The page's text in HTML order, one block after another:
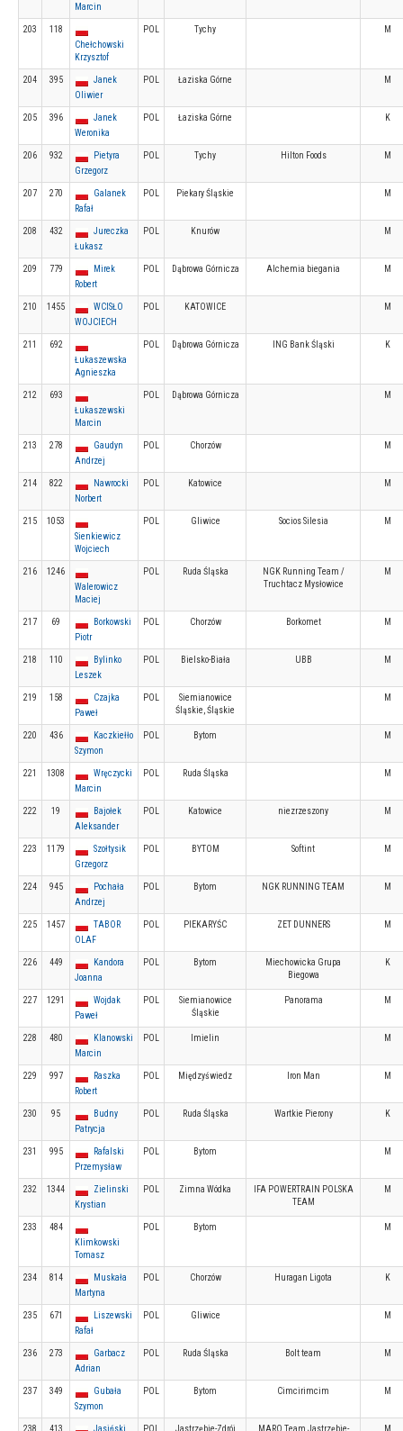
Marcin
203
118
Chełchowski
Krzysztof
POL Tychy M
204 395
Janek
Oliwier
POL Łaziska Górne M
205 396
Janek
Weronika
POL Łaziska Górne K
206 932
Pietyra
Grzegorz
POL Tychy Hilton Foods M
207 270
Galanek
Rafał
POL Piekary Śląskie M
208 432
Jureczka
Łukasz
POL Knurów M
209 779
Mirek
Robert
POL Dąbrowa Górnicza Alchemia biegania M
210 1455
WCISŁO
WOJCIECH
POL KATOWICE M
211
692
Łukaszewska
Agnieszka
POL Dąbrowa Górnicza ING Bank Śląski K
212
693
Łukaszewski
Marcin
POL Dąbrowa Górnicza M
213 278
Gaudyn
Andrzej
POL Chorzów M
214 822
Nawrocki
Norbert
POL Katowice M
215
1053
Sienkiewicz
Wojciech
POL Gliwice Socios Silesia M
216
1246
Walerowicz
Maciej
POL Ruda Śląska
NGK Running Team /
Truchtacz Mysłowice
M
217 69
Borkowski
Piotr
POL Chorzów Borkomet M
218 110
Bylinko
Leszek
POL Bielsko-Biała UBB M
219 158
Czajka
Paweł
POL
Siemianowice
Śląskie, Śląskie
M
220 436
Kaczkiełło
Szymon
POL Bytom M
221 1308
Wręczycki
Marcin
POL Ruda Śląska M
222 19
Bajołek
Aleksander
POL Katowice niezrzeszony M
223 1179
Szołtysik
Grzegorz
POL BYTOM Softint M
224 945
Pochała
Andrzej
POL Bytom NGK RUNNING TEAM M
225 1457
TABOR
OLAF
POL PIEKARYŚC ZET DUNNERS M
226 449
Kandora
Joanna
POL Bytom
Miechowicka Grupa
Biegowa
K
227 1291
Wojdak
Paweł
POL
Siemianowice
Śląskie
Panorama M
228 480
Klanowski
Marcin
POL Imielin M
229 997
Raszka
Robert
POL Międzyświedz Iron Man M
230 95
Budny
Patrycja
POL Ruda Śląska Wartkie Pierony K
231 995
Rafalski
Przemysław
POL Bytom M
232 1344
Zielinski
Krystian
POL Zimna Wódka
IFA POWERTRAIN POLSKA
TEAM
M
233
484
Klimkowski
Tomasz
POL Bytom M
234 814
Muskała
Martyna
POL Chorzów Huragan Ligota K
235 671
Liszewski
Rafał
POL Gliwice M
236 273
Garbacz
Adrian
POL Ruda Śląska Bolt team M
237 349
Gubała
Szymon
POL Bytom Cimcirimcim M
238 413 Jasiński POL Jastrzębie-Zdrój MARO Team Jastrzębie- M